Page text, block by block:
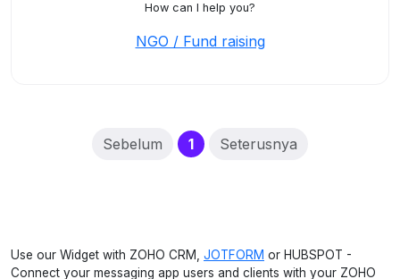
How can I help you?
NGO / Fund raising
Sebelum 1(current)
Seterusnya
Use our Widget with ZOHO CRM, JOTFORM or HUBSPOT -
Connect your messaging app users and clients with your ZOHO